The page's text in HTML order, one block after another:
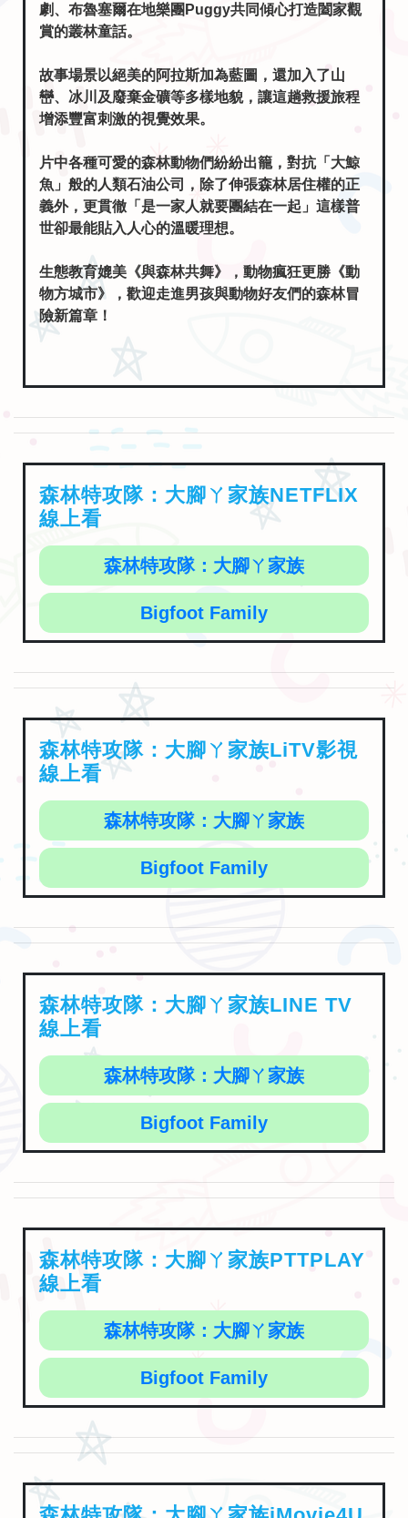
劇、布魯塞爾在地樂團Puggy共同傾心打造闔家觀
賞的叢林童話。
故事場景以絕美的阿拉斯加為藍圖，還加入了山
巒、冰川及廢棄金礦等多樣地貌，讓這趟救援旅程
增添豐富刺激的視覺效果。
片中各種可愛的森林動物們紛紛出籠，對抗「大鯨
魚」般的人類石油公司，除了伸張森林居住權的正
義外，更貫徹「是一家人就要團結在一起」這樣普
世卻最能貼入人心的溫暖理想。
生態教育媲美《與森林共舞》，動物瘋狂更勝《動
物方城市》，歡迎走進男孩與動物好友們的森林冒
險新篇章！
森林特攻隊：大腳ㄚ家族NETFLIX
線上看
森林特攻隊：大腳ㄚ家族
Bigfoot Family
森林特攻隊：大腳ㄚ家族LiTV影視
線上看
森林特攻隊：大腳ㄚ家族
Bigfoot Family
森林特攻隊：大腳ㄚ家族LINE TV
線上看
森林特攻隊：大腳ㄚ家族
Bigfoot Family
森林特攻隊：大腳ㄚ家族PTTPLAY
線上看
森林特攻隊：大腳ㄚ家族
Bigfoot Family